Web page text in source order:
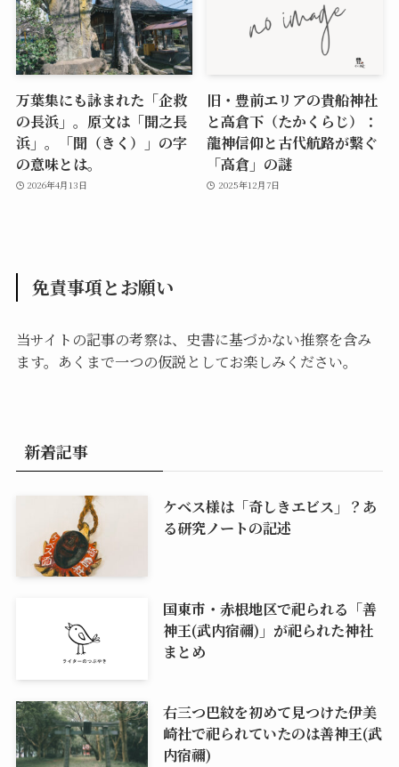
万葉集にも詠まれた「企救
の長浜」。原文は「聞之長
浜」。「聞（きく）」の字
の意味とは。
2026年4月13日
旧・豊前エリアの貴船神社
と高倉下（たかくらじ）：
龍神信仰と古代航路が繋ぐ
「高倉」の謎
2025年12月7日
免責事項とお願い
当サイトの記事の考察は、史書に基づかない推察を含み
ます。あくまで一つの仮説としてお楽しみください。
新着記事
ケベス様は「奇しきエビス」？あ
る研究ノートの記述
国東市・赤根地区で祀られる「善
神王(武内宿禰)」が祀られた神社
まとめ
右三つ巴紋を初めて見つけた伊美
崎社で祀られていたのは善神王(武
内宿禰)